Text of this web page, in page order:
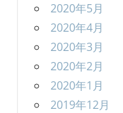
2020年5月
2020年4月
2020年3月
2020年2月
2020年1月
2019年12月